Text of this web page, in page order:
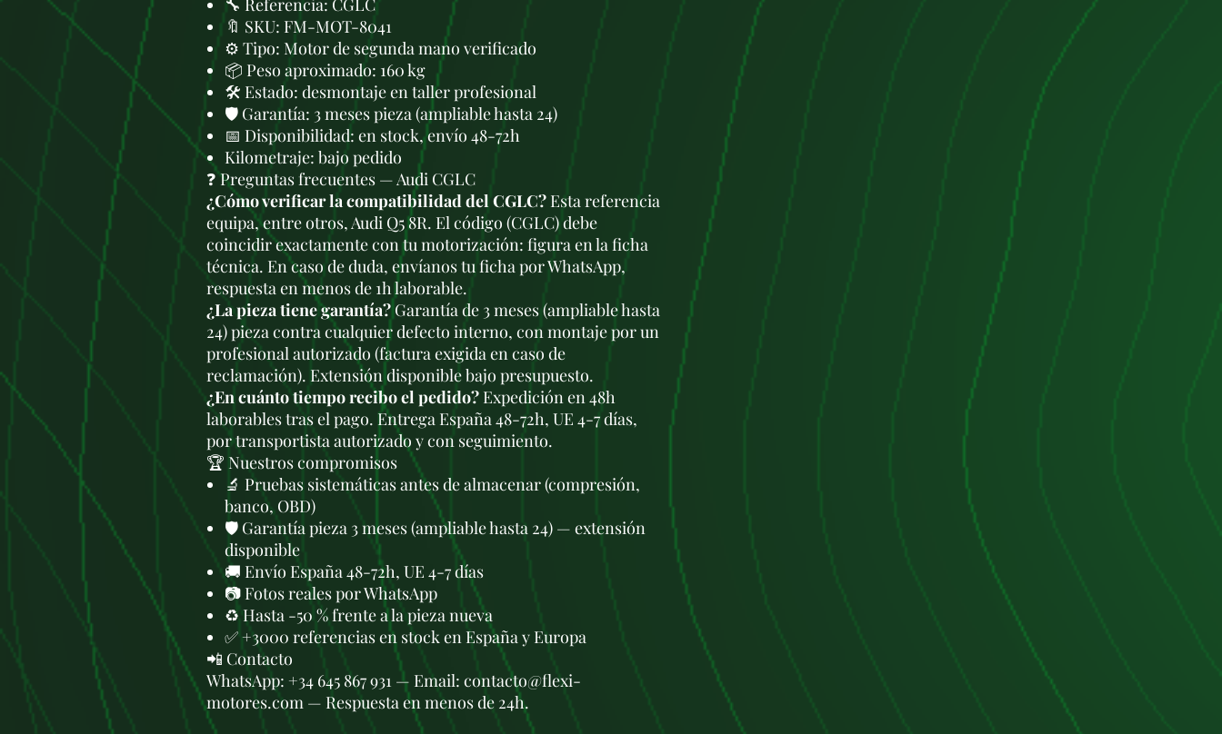
🔧 Referencia: CGLC
🔖 SKU: FM-MOT-8041
⚙️ Tipo: Motor de segunda mano verificado
📦 Peso aproximado: 160 kg
🛠 Estado: desmontaje en taller profesional
🛡️ Garantía: 3 meses pieza (ampliable hasta 24)
📅 Disponibilidad: en stock, envío 48-72h
Kilometraje: bajo pedido
❓ Preguntas frecuentes — Audi CGLC
¿Cómo verificar la compatibilidad del CGLC? Esta referencia
equipa, entre otros, Audi Q5 8R. El código (CGLC) debe
coincidir exactamente con tu motorización: figura en la ficha
técnica. En caso de duda, envíanos tu ficha por WhatsApp,
respuesta en menos de 1h laborable.
¿La pieza tiene garantía? Garantía de 3 meses (ampliable hasta
24) pieza contra cualquier defecto interno, con montaje por un
profesional autorizado (factura exigida en caso de
reclamación). Extensión disponible bajo presupuesto.
¿En cuánto tiempo recibo el pedido? Expedición en 48h
laborables tras el pago. Entrega España 48-72h, UE 4-7 días,
por transportista autorizado y con seguimiento.
🏆 Nuestros compromisos
🔬 Pruebas sistemáticas antes de almacenar (compresión,
banco, OBD)
🛡️ Garantía pieza 3 meses (ampliable hasta 24) — extensión
disponible
🚚 Envío España 48-72h, UE 4-7 días
📷 Fotos reales por WhatsApp
♻️ Hasta -50 % frente a la pieza nueva
✅ +3000 referencias en stock en España y Europa
📲 Contacto
WhatsApp: +34 645 867 931 — Email: contacto@flexi-
motores.com — Respuesta en menos de 24h.